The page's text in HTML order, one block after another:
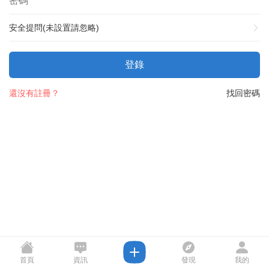
安全提問(未設置請忽略)
登錄
找回密碼
還沒有註冊？
首頁 資訊 發現 我的